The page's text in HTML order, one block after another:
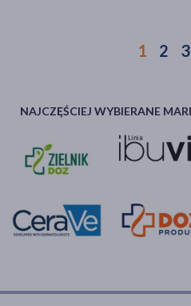
1 2 3
NAJCZĘŚCIEJ WYBIERANE